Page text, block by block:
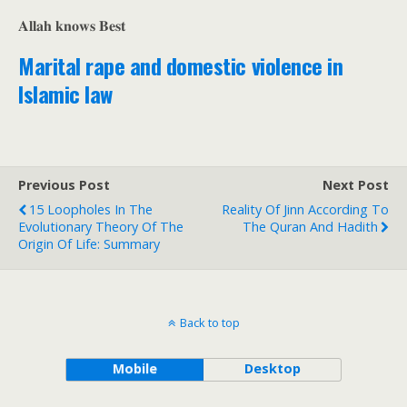
𝐀𝐥𝐥𝐚𝐡 𝐤𝐧𝐨𝐰𝐬 𝐁𝐞𝐬𝐭
Marital rape and domestic violence in
Islamic law
Previous Post
15 Loopholes In The
Evolutionary Theory Of The
Origin Of Life: Summary
Next Post
Reality Of Jinn According To
The Quran And Hadith
Back to top
Mobile Desktop